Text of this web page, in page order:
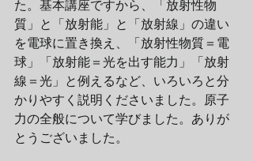
た。基本講座ですから、「放射性物
質」と「放射能」と「放射線」の違い
を電球に置き換え、「放射性物質＝電
球」「放射能＝光を出す能力」「放射
線＝光」と例えるなど、いろいろと分
かりやすく説明くださいました。原子
力の全般について学びました。ありが
とうございました。